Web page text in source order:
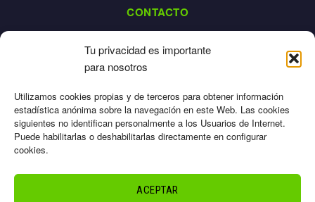
Tu privacidad es importante
para nosotros
Utilizamos cookies propias y de terceros para obtener información
estadística anónima sobre la navegación en este Web. Las cookies
siguientes no identifican personalmente a los Usuarios de Internet.
Puede habilitarlas o deshabilitarlas directamente en configurar
cookies.
ACEPTAR
CONTACTO
925 532 213
Cookies